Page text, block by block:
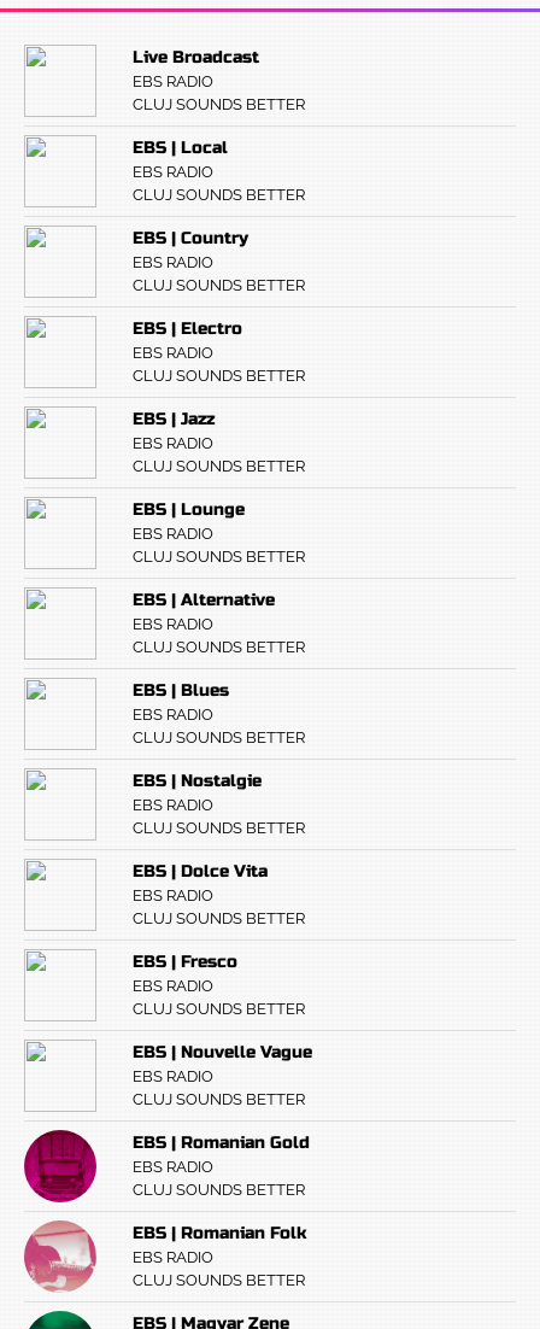
Live Broadcast
EBS RADIO
CLUJ SOUNDS BETTER
EBS | Local
EBS RADIO
CLUJ SOUNDS BETTER
EBS | Country
EBS RADIO
CLUJ SOUNDS BETTER
EBS | Electro
EBS RADIO
CLUJ SOUNDS BETTER
EBS | Jazz
EBS RADIO
CLUJ SOUNDS BETTER
EBS | Lounge
EBS RADIO
CLUJ SOUNDS BETTER
EBS | Alternative
EBS RADIO
CLUJ SOUNDS BETTER
EBS | Blues
EBS RADIO
CLUJ SOUNDS BETTER
EBS | Nostalgie
EBS RADIO
CLUJ SOUNDS BETTER
EBS | Dolce Vita
EBS RADIO
CLUJ SOUNDS BETTER
EBS | Fresco
EBS RADIO
CLUJ SOUNDS BETTER
EBS | Nouvelle Vague
EBS RADIO
CLUJ SOUNDS BETTER
EBS | Romanian Gold
EBS RADIO
CLUJ SOUNDS BETTER
EBS | Romanian Folk
EBS RADIO
CLUJ SOUNDS BETTER
EBS | Magyar Zene